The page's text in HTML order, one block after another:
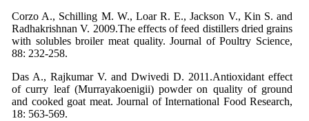
Corzo A., Schilling M. W., Loar R. E., Jackson V., Kin S. and
Radhakrishnan V. 2009.The effects of feed distillers dried grains
with solubles broiler meat quality. Journal of Poultry Science,
88: 232-258.
Das A., Rajkumar V. and Dwivedi D. 2011.Antioxidant effect
of curry leaf (Murrayakoenigii) powder on quality of ground
and cooked goat meat. Journal of International Food Research,
18: 563-569.